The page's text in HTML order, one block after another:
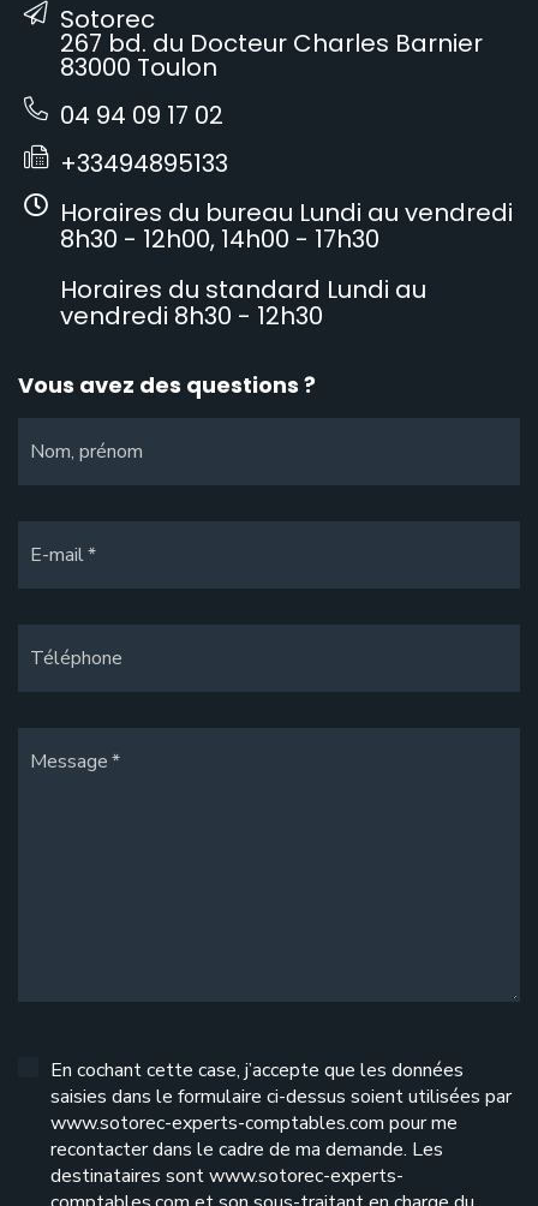
Sotorec
267 bd. du Docteur Charles Barnier
83000 Toulon
04 94 09 17 02
+33494895133
Horaires du bureau Lundi au vendredi
8h30 - 12h00, 14h00 - 17h30
Horaires du standard Lundi au
vendredi 8h30 - 12h30
Vous avez des questions ?
Nom, prénom
E-mail
Téléphone
Message
En cochant cette case, j’accepte que les données
saisies dans le formulaire ci-dessus soient utilisées par
www.sotorec-experts-comptables.com pour me
recontacter dans le cadre de ma demande. Les
destinataires sont www.sotorec-experts-